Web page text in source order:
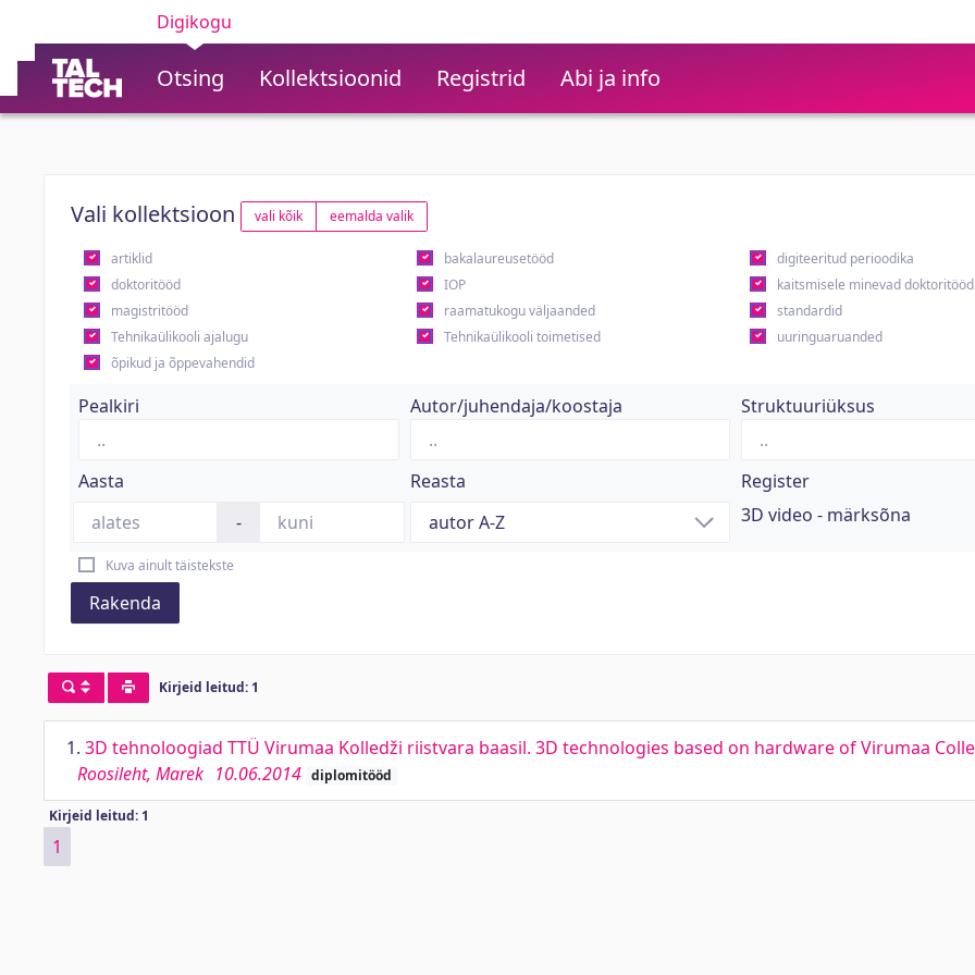
Digikogu
Otsing Kollektsioonid Registrid Abi ja info
Vali kollektsioon vali kõik eemalda valik
artiklid bakalaureusetööd digiteeritud perioodika
doktoritööd
IOP kaitsmisele minevad doktoritööd
magistritööd
raamatukogu väljaanded standardid
Tehnikaülikooli ajalugu
Tehnikaülikooli toimetised uuringuaruanded
õpikud ja õppevahendid
Pealkiri Autor/juhendaja/koostaja Struktuuriüksus
Aasta
-
Reasta
Register
3D video - märksõna
Kuva ainult täistekste
Rakenda
Kirjeid leitud: 1
1. 3D tehnoloogiad TTÜ Virumaa Kolledži riistvara baasil. 3D technologies based on hardware of Virumaa
Roosileht, Marek 10.06.2014 diplomitööd
Kirjeid leitud: 1
1